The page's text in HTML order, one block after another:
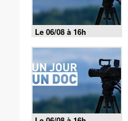
Le 06/08 à 16h